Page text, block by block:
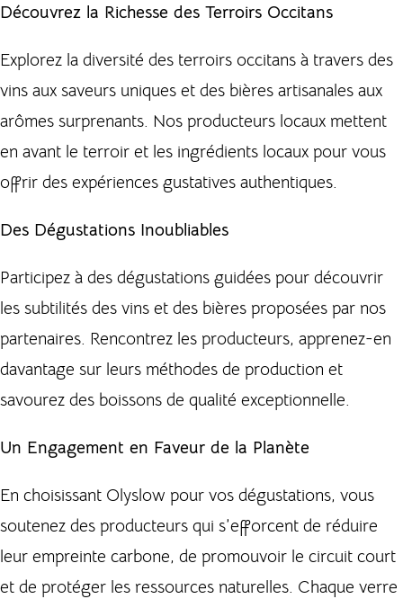
Découvrez la Richesse des Terroirs Occitans
Explorez la diversité des terroirs occitans à travers des
vins aux saveurs uniques et des bières artisanales aux
arômes surprenants. Nos producteurs locaux mettent
en avant le terroir et les ingrédients locaux pour vous
offrir des expériences gustatives authentiques.
Des Dégustations Inoubliables
Participez à des dégustations guidées pour découvrir
les subtilités des vins et des bières proposées par nos
partenaires. Rencontrez les producteurs, apprenez-en
davantage sur leurs méthodes de production et
savourez des boissons de qualité exceptionnelle.
Un Engagement en Faveur de la Planète
En choisissant Olyslow pour vos dégustations, vous
soutenez des producteurs qui s’efforcent de réduire
leur empreinte carbone, de promouvoir le circuit court
et de protéger les ressources naturelles. Chaque verre